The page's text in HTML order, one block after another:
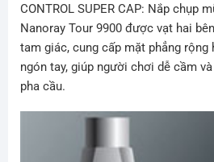
CONTROL SUPER CAP: Nắp chụp
Nanoray Tour 9900 được vạt hai
tam giác, cung cấp mặt phẳng
ngón tay, giúp người chơi dễ cầm
pha cầu.